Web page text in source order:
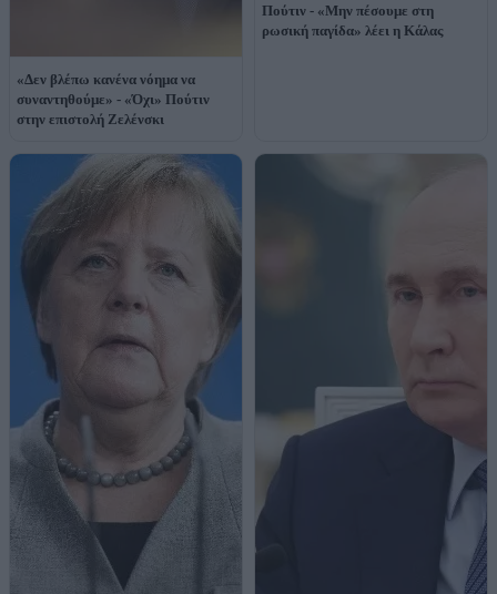
«Δεν βλέπω κανένα νόημα να
συναντηθούμε» - «Όχι» Πούτιν
στην επιστολή Ζελένσκι
Πούτιν - «Μην πέσουμε στη
ρωσική παγίδα» λέει η Κάλας